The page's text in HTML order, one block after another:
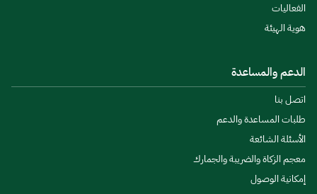
الفعاليات
هوية الهيئة
الدعم والمساعدة
اتصل بنا
طلبات المساعدة والدعم
الأسئلة الشائعة
معجم الزكاة والضريبة والجمارك
إمكانية الوصول